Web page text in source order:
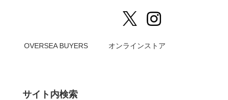
OVERSEA BUYERS オンラインストア
サイト内検索